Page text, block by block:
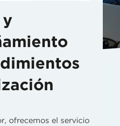
ofrecemos el servicio